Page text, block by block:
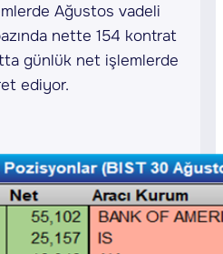
Ağustos vadeli
nette 154 kontrat
günlük net işlemlerde
ediyor.